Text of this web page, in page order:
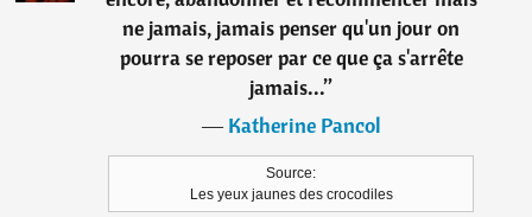
ne jamais, jamais penser qu'un jour on
pourra se reposer par ce que ça s'arrête
jamais...”
―Katherine Pancol
Source:
Les yeux jaunes des crocodiles